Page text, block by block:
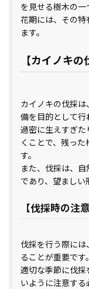
を見せる樹木の一
花期には、その
ます。
【カイノキの
カイノキの伐採
備を目的として行
過密に生えすぎ
くことで、残っ
す。
また、伐採は、
であり、望ましい
【伐採時の注
伐採を行う際に
ることが重要です。
適切な季節に伐
いように注意する